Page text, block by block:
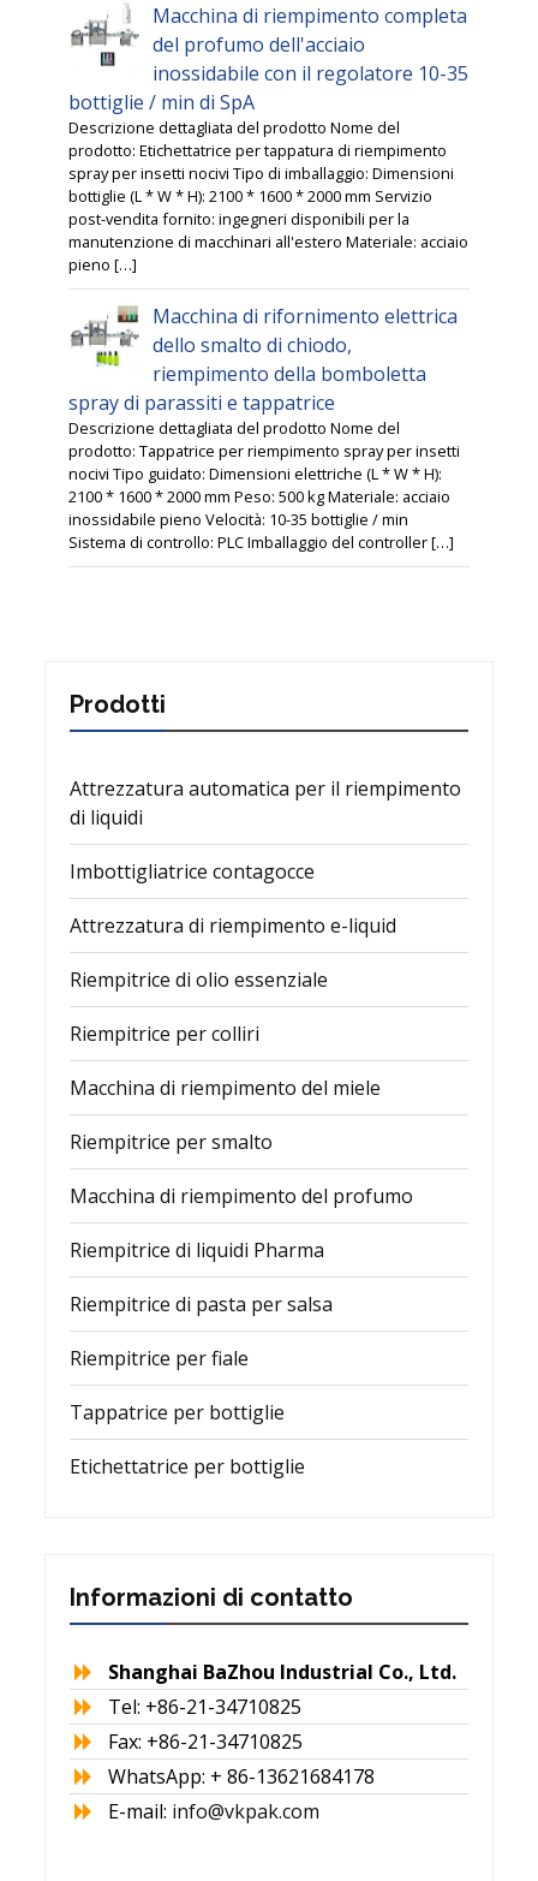
Macchina di riempimento completa
del profumo dell'acciaio
inossidabile con il regolatore 10-35
bottiglie / min di SpA
Descrizione dettagliata del prodotto Nome del
prodotto: Etichettatrice per tappatura di riempimento
spray per insetti nocivi Tipo di imballaggio: Dimensioni
bottiglie (L * W * H): 2100 * 1600 * 2000 mm Servizio
post-vendita fornito: ingegneri disponibili per la
manutenzione di macchinari all'estero Materiale: acciaio
pieno […]
Macchina di rifornimento elettrica
dello smalto di chiodo,
riempimento della bomboletta
spray di parassiti e tappatrice
Descrizione dettagliata del prodotto Nome del
prodotto: Tappatrice per riempimento spray per insetti
nocivi Tipo guidato: Dimensioni elettriche (L * W * H):
2100 * 1600 * 2000 mm Peso: 500 kg Materiale: acciaio
inossidabile pieno Velocità: 10-35 bottiglie / min
Sistema di controllo: PLC Imballaggio del controller […]
Prodotti
Attrezzatura automatica per il riempimento
di liquidi
Imbottigliatrice contagocce
Attrezzatura di riempimento e-liquid
Riempitrice di olio essenziale
Riempitrice per colliri
Macchina di riempimento del miele
Riempitrice per smalto
Macchina di riempimento del profumo
Riempitrice di liquidi Pharma
Riempitrice di pasta per salsa
Riempitrice per fiale
Tappatrice per bottiglie
Etichettatrice per bottiglie
Informazioni di contatto
Shanghai BaZhou Industrial Co., Ltd.
Tel: +86-21-34710825
Fax: +86-21-34710825
WhatsApp: + 86-13621684178
E-mail: info@vkpak.com